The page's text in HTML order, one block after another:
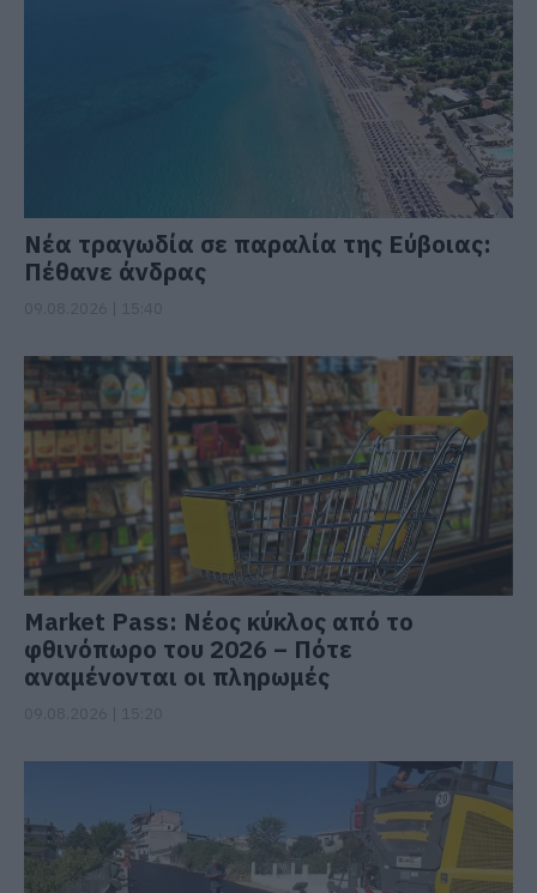
Νέα τραγωδία σε παραλία της Εύβοιας:
Πέθανε άνδρας
Market Pass: Νέος κύκλος από το
φθινόπωρο του 2026 – Πότε
αναμένονται οι πληρωμές